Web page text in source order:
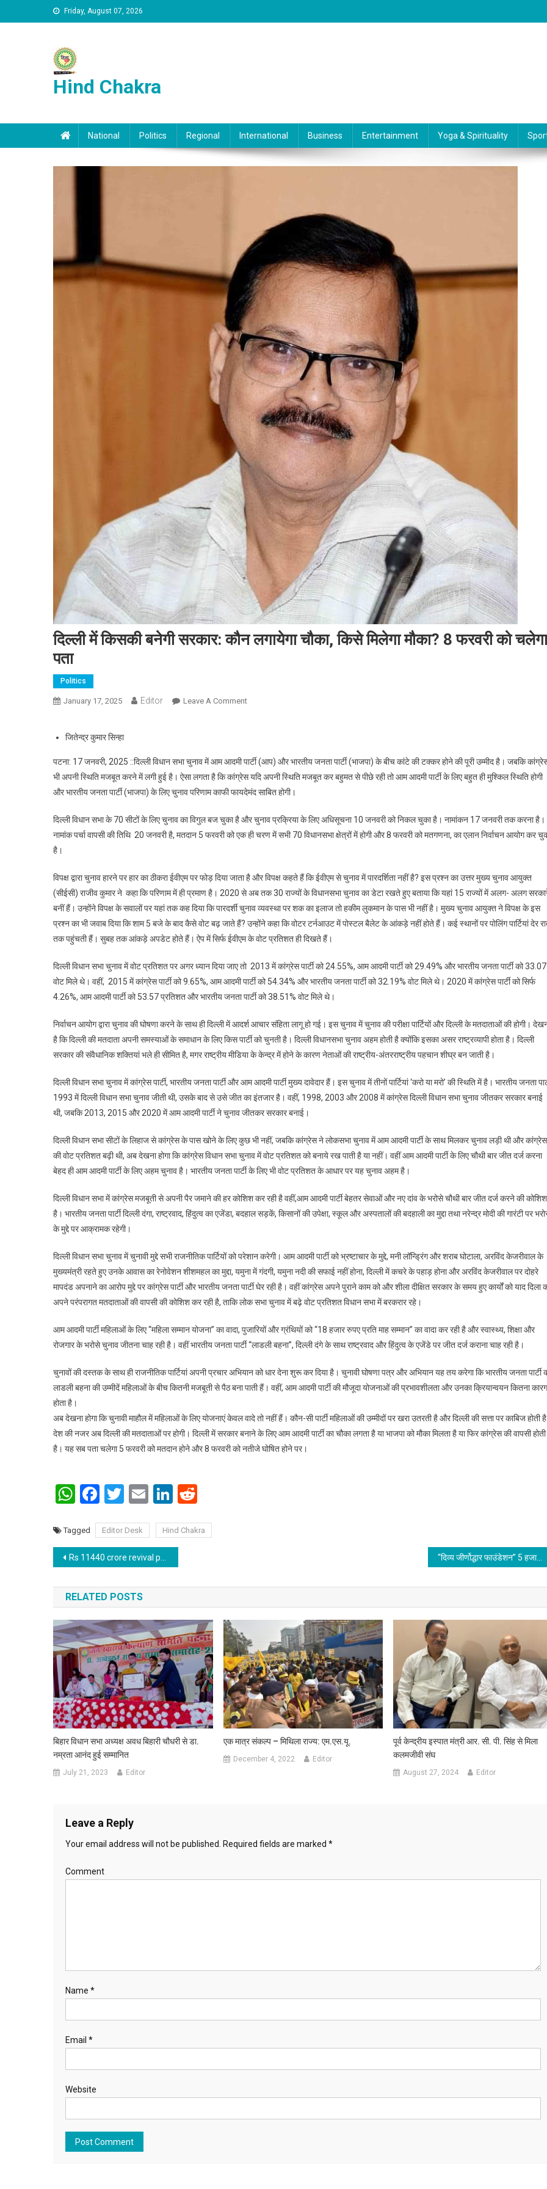
Skip to content Friday, August 07, 2026
Hind Chakra
National Politics Regional International Business Entertainment Yoga & Spirituality
दिल्ली में किसकी बनेगी सरकार: कौन लगायेगा चौका, किसे मिलेगा मौका? 8 फरवरी को चलेगा
पता
Politics
January 17, 2025 Editor Leave A Comment
जितेन्द्र कुमार सिन्हा
पटना: 17 जनवरी, 2025 ::दिल्ली विधान सभा चुनाव में आम आदमी पार्टी (आप) और भारतीय जनता पार्टी (भाजपा) के बीच कांटे की टक्कर होने की पूरी उम्मीद है। जबकि
भी अपनी स्थिति मजबूत करने में लगी हुई है। ऐसा लगता है कि कांग्रेस यदि अपनी स्थिति मजबूत कर बहुमत से पीछे रही तो आम आदमी पार्टी के लिए बहुत ही मुश्किल स्थिति होगी
और भारतीय जनता पार्टी (भाजपा) के लिए चुनाव परिणाम काफी फायदेमंद साबित होगी।
दिल्ली विधान सभा के 70 सीटों के लिए चुनाव का विगुल बज चुका है और चुनाव प्रक्रिया के लिए अधिसूचना 10 जनवरी को निकल चुका है। नामांकन 17 जनवरी तक करना है।
नामांक पर्चा वापसी की तिथि 20 जनवरी है, मतदान 5 फरवरी को एक ही चरण में सभी 70 विधानसभा क्षेत्रों में होगी और 8 फरवरी को मतगणना, का एलान निर्वाचन आयोग कर
है।
विपक्ष द्वारा चुनाव हारने पर हार का ठीकरा ईवीएम पर फोड़ दिया जाता है और विपक्ष कहते हैं कि ईवीएम से चुनाव में पारदर्शिता नहीं है? इस प्रश्न का उत्तर मुख्य चुनाव आयुक्त
(सीईसी) राजीव कुमार ने कहा कि परिणाम में ही प्रमाण है। 2020 से अब तक 30 राज्यों के विधानसभा चुनाव का डेटा रखते हुए बताया कि यहां 15 राज्यों में अलग- अलग
बनीं हैं। उन्होंने विपक्ष के सवालों पर यहां तक कह दिया कि पारदर्शी चुनाव व्यवस्था पर शक का इलाज तो हकीम लुकमान के पास भी नहीं है। मुख्य चुनाव आयुक्त ने विपक्ष के इस
प्रश्न का भी जवाब दिया कि शाम 5 बजे के बाद कैसे वोट बढ़ जाते हैं? उन्होंने कहा कि वोटर टर्नआउट में पोस्टल बैलेट के आंकड़े नहीं होते हैं। कई स्थानों पर पोलिंग पार्टियां देर
तक पहुंचती हैं। सुबह तक आंकड़े अपडेट होते हैं। ऐप में सिर्फ ईवीएम के वोट प्रतिशत ही दिखते हैं।
दिल्ली विधान सभा चुनाव में वोट प्रतिशत पर अगर ध्यान दिया जाए तो 2013 में कांग्रेस पार्टी को 24.55%, आम आदमी पार्टी को 29.49% और भारतीय जनता पार्टी को
वोट मिले थे। वहीं, 2015 में कांग्रेस पार्टी को 9.65%, आम आदमी पार्टी को 54.34% और भारतीय जनता पार्टी को 32.19% वोट मिले थे। 2020 में कांग्रेस पार्टी को सिर्फ
4.26%, आम आदमी पार्टी को 53.57 प्रतिशत और भारतीय जनता पार्टी को 38.51% वोट मिले थे।
निर्वाचन आयोग द्वारा चुनाव की घोषणा करने के साथ ही दिल्ली में आदर्श आचार संहिता लागू हो गई। इस चुनाव में चुनाव की परीक्षा पार्टियों और दिल्ली के मतदाताओं की होगी।
है कि दिल्ली की मतदाता अपनी समस्याओं के समाधान के लिए किस पार्टी को चुनती है। दिल्ली विधानसभा चुनाव अहम होती है क्योंकि इसका असर राष्ट्रव्यापी होता है। दिल्ली
सरकार की संवैधानिक शक्तियां भले ही सीमित है, मगर राष्ट्रीय मीडिया के केन्द्र में होने के कारण नेताओं की राष्ट्रीय-अंतरराष्ट्रीय पहचान शीघ्र बन जाती है।
दिल्ली विधान सभा चुनाव में कांग्रेस पार्टी, भारतीय जनता पार्टी और आम आदमी पार्टी मुख्य दावेदार हैं। इस चुनाव में तीनों पार्टियां ‘करो या मरो’ की स्थिति में है। भारतीय जनता
1993 में दिल्ली विधान सभा चुनाव जीती थी, उसके बाद से उसे जीत का इंतजार है। वहीं, 1998, 2003 और 2008 में कांग्रेस दिल्ली विधान सभा चुनाव जीतकर सरकार बनाई
थी, जबकि 2013, 2015 और 2020 में आम आदमी पार्टी ने चुनाव जीतकर सरकार बनाई।
दिल्ली विधान सभा सीटों के लिहाज से कांग्रेस के पास खोने के लिए कुछ भी नहीं, जबकि कांग्रेस ने लोकसभा चुनाव में आम आदमी पार्टी के साथ मिलकर चुनाव लड़ी थी और कांग्रेस
की वोट प्रतिशत बढ़ी थी, अब देखना होगा कि कांग्रेस विधान सभा चुनाव में वोट प्रतिशत को बनाये रख पाती है या नहीं। वहीं आम आदमी पार्टी के लिए चौथी बार जीत दर्ज करना
बेहद ही आम आदमी पार्टी के लिए अहम चुनाव है। भारतीय जनता पार्टी के लिए भी वोट प्रतिशत के आधार पर यह चुनाव अहम है।
दिल्ली विधान सभा में कांग्रेस मजबूती से अपनी पैर जमाने की हर कोशिश कर रही है वहीं,आम आदमी पार्टी बेहतर सेवाओं और नए दांव के भरोसे चौथी बार जीत दर्ज करने की
है। भारतीय जनता पार्टी दिल्ली दंगा, राष्ट्रवाद, हिंदुत्व का एजेंडा, बदहाल सड़कें, किसानों की उपेक्षा, स्कूल और अस्पतालों की बदहाली का मुद्दा तथा नरेन्द्र मोदी की गारंटी पर
के मुद्दे पर आक्रामक रहेगी।
दिल्ली विधान सभा चुनाव में चुनावी मुद्दे सभी राजनीतिक पार्टियों को परेशान करेगी। आम आदमी पार्टी को भ्रष्टाचार के मुद्दे, मनी लॉन्ड्रिंग और शराब घोटाला, अरविंद केजरीवाल के
मुख्यमंत्री रहते हुए उनके आवास का रेनोवेशन शीशमहल का मुद्दा, यमुना में गंदगी, यमुना नदी की सफाई नहीं होना, दिल्ली में कचरे के पहाड़ होना और अरविंद केजरीवाल पर दोहरे
मापदंड अपनाने का आरोप मुद्दे पर कांग्रेस पार्टी और भारतीय जनता पार्टी घेर रही है। वहीं कांग्रेस अपने पुराने काम को और शीला दीक्षित सरकार के समय हुए कार्यों को याद दिला
अपने परंपरागत मतदाताओं की वापसी की कोशिश कर रही है, ताकि लोक सभा चुनाव में बढ़े वोट प्रतिशत विधान सभा में बरकरार रहे।
आम आदमी पार्टी महिलाओं के लिए “महिला सम्मान योजना” का वादा, पुजारियों और ग्रंथियों को “18 हजार रुपए प्रति माह सम्मान” का वादा कर रही है और स्वास्थ्य, शिक्षा और
रोजगार के भरोसे चुनाव जीतना चाह रही है। वहीं भारतीय जनता पार्टी “लाडली बहना”, दिल्ली दंगे के साथ राष्ट्रवाद और हिंदुत्व के एजेंडे पर जीत दर्ज कराना चाह रही है।
चुनावों की दस्तक के साथ ही राजनीतिक पार्टियां अपनी प्रचार अभियान को धार देना शुरू कर दिया है। चुनावी घोषणा पत्र और अभियान यह तय करेगा कि भारतीय जनता पार्टी
लाडली बहना की उम्मीदें महिलाओं के बीच कितनी मजबूती से पैठ बना पाती हैं। वहीं, आम आदमी पार्टी की मौजूदा योजनाओं की प्रभावशीलता और उनका क्रियान्वयन कितना
होता है।
अब देखना होगा कि चुनावी माहौल में महिलाओं के लिए योजनाएं केवल वादे तो नहीं हैं। कौन-सी पार्टी महिलाओं की उम्मीदों पर खरा उतरती है और दिल्ली की सत्ता पर काबिज होती
देश की नजर अब दिल्ली की मतदाताओं पर होगी। दिल्ली में सरकार बनाने के लिए आम आदमी पार्टी का चौका लगता है या भाजपा को मौका मिलता है या फिर कांग्रेस की वापसी होती
है। यह सब पता चलेगा 5 फरवरी को मतदान होने और 8 फरवरी को नतीजे घोषित होने पर।
WhatsApp
Facebook
Twitter
EmailLinkedIn
Tagged Editor Desk Hind Chakra
Post navigation
Rs 11440 crore revival package for Rashtriya Ispat Nigam Limited (RINL) approved by Union Cabinet: Ashwini Vaishnaw “दिव्य जीर्णोद्धार फाउंडेशन” 5 हजार युवाओं एवं महिलाओ को प्रशिक्षित कर रोजगार देगा
RELATED POSTS
बिहार विधान सभा अध्यक्ष अवध बिहारी चौधरी से डा.
नम्रता आनंद हुई सम्मानित
July 21, 2023 Editor
एक मात्र संकल्प – मिथिला राज्य: एम.एस.यू.
December 4, 2022 Editor
पूर्व केन्द्रीय इस्पात मंत्री आर. सी. पी. सिंह से मिला
कलमजीवी संघ
August 27, 2024 Editor
Leave a Reply
Your email address will not be published. Required fields are marked *
Comment
Name *
Email *
Website